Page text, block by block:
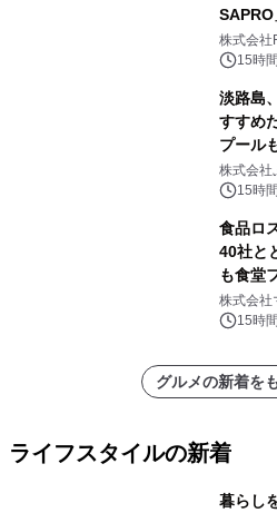
株式会社
15時
淡路島
すすめ
プール
日1組限
森」の
株式会社
15時
食品ロ
40社と
も食堂
月5日(
株式会社
15時
グルメの新着を
ライフスタイルの新着
暮らし